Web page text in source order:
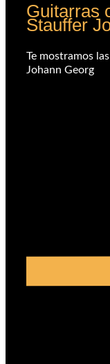
Guitarras
Stauffer
Te mostramos
Johann Georg